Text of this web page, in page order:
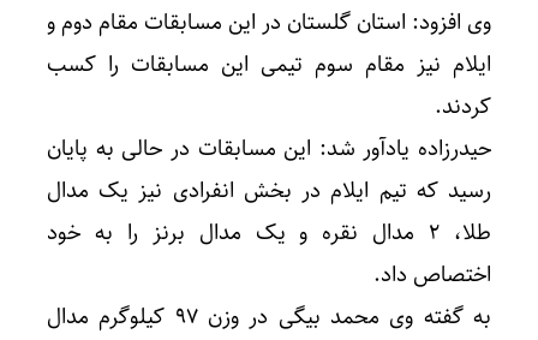
وی افزود: استان گلستان در این مسابقات مقام دوم و
ایلام نیز مقام سوم تیمی این مسابقات را کسب
کردند.
حیدرزاده یادآور شد: این مسابقات در حالی به پایان
رسید که تیم ایلام در بخش انفرادی نیز یک مدال
طلا، ۲ مدال نقره و یک مدال برنز را به خود
اختصاص داد.
به گفته وی محمد بیگی در وزن ۹۷ کیلوگرم مدال